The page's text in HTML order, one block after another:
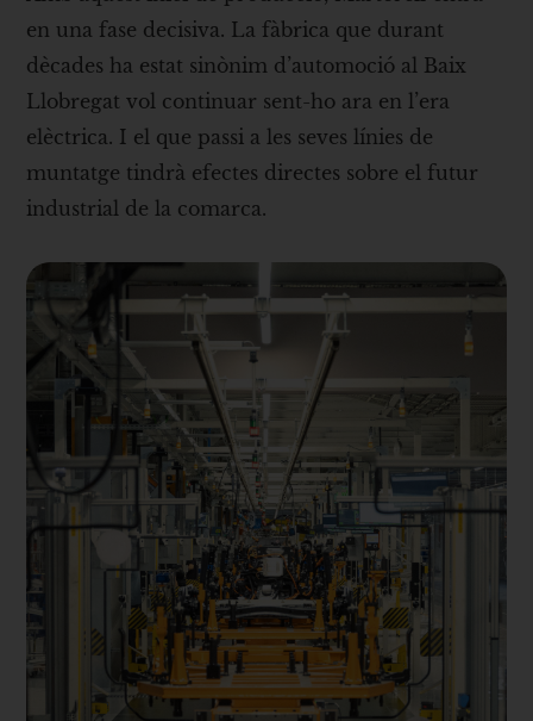
en una fase decisiva. La fàbrica que durant
dècades ha estat sinònim d’automoció al Baix
Llobregat vol continuar sent-ho ara en l’era
elèctrica. I el que passi a les seves línies de
muntatge tindrà efectes directes sobre el futur
industrial de la comarca.